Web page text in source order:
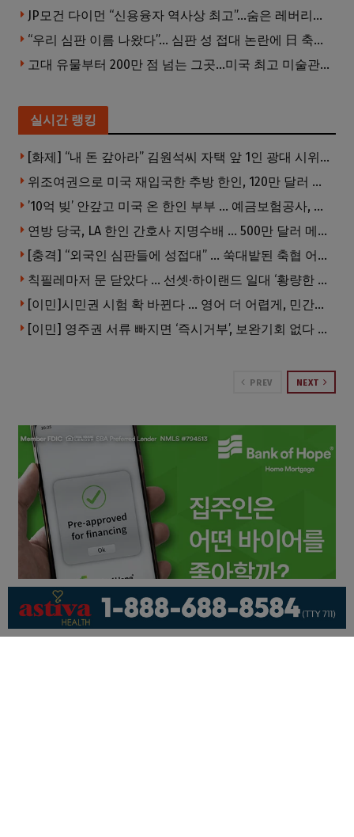
JP모건 다이먼 “신용융자 역사상 최고”…숨은 레버리지 경고
“우리 심판 이름 나왔다”… 심판 성 접대 논란에 日 축구계 발칵
고대 유물부터 200만 점 넘는 그곳…미국 최고 미술관은?
실시간 랭킹
[화제] “내 돈 갚아라” 김원석씨 자택 앞 1인 광대 시위 … 한인 투자사, “108만 달러 못받아”
위조여권으로 미국 재입국한 추방 한인, 120만 달러 은행 사기 행각
’10억 빚’ 안갚고 미국 온 한인 부부 … 예금보험공사, 미국서 소송
연방 당국, LA 한인 간호사 지명수배 … 500만 달러 메디캐어 사기, 선고 직전 한국 도주
[충격] “외국인 심판들에 성접대” … 쑥대밭된 축협 어디까지 추락하나
칙필레마저 문 닫았다 … 선셋·하이랜드 일대 ‘황량한 거리’로
[이민]시민권 시험 확 바뀐다 … 영어 더 어렵게, 민간시험 도입 추진
[이민] 영주권 서류 빠지면 ‘즉시거부’, 보완기회 없다 … 이민심사 8월부터 확 바뀐다
PREV NEXT